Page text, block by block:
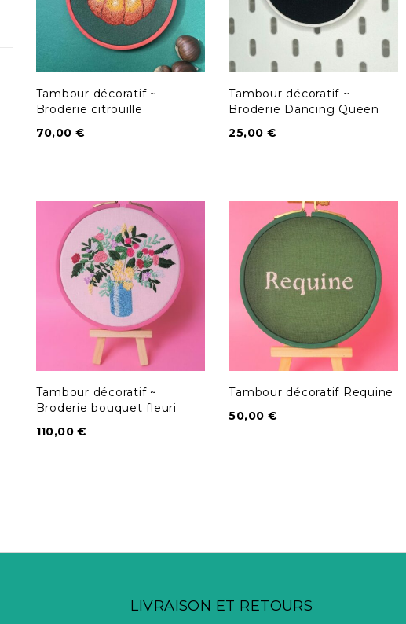
Tambour décoratif ~
Broderie citrouille
70,00 €
Tambour décoratif ~
Broderie Dancing Queen
25,00 €
Tambour décoratif ~
Broderie bouquet fleuri
110,00€
Tambour décoratif Requine
50,00 €
LIVRAISON ET RETOURS